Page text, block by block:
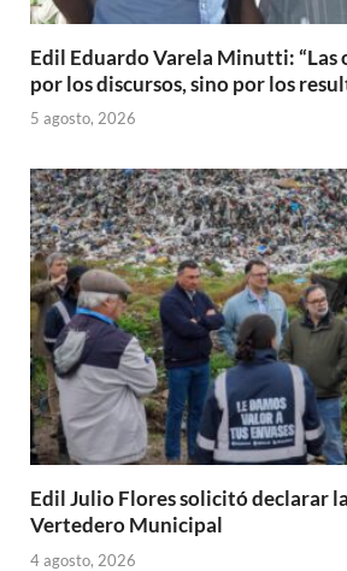
Edil Eduardo Varela Minutti: “Las
por los discursos, sino por los
5 agosto, 2026
Edil Julio Flores solicitó declarar
Vertedero Municipal
4 agosto, 2026